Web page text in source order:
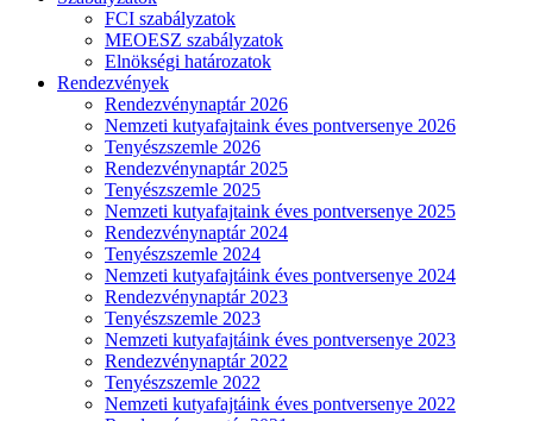
FCI szabályzatok
MEOESZ szabályzatok
Elnökségi határozatok
Rendezvények
Rendezvénynaptár 2026
Nemzeti kutyafajtaink éves pontversenye 2026
Tenyészszemle 2026
Rendezvénynaptár 2025
Tenyészszemle 2025
Nemzeti kutyafajtaink éves pontversenye 2025
Rendezvénynaptár 2024
Tenyészszemle 2024
Nemzeti kutyafajtáink éves pontversenye 2024
Rendezvénynaptár 2023
Tenyészszemle 2023
Nemzeti kutyafajtáink éves pontversenye 2023
Rendezvénynaptár 2022
Tenyészszemle 2022
Nemzeti kutyafajtáink éves pontversenye 2022